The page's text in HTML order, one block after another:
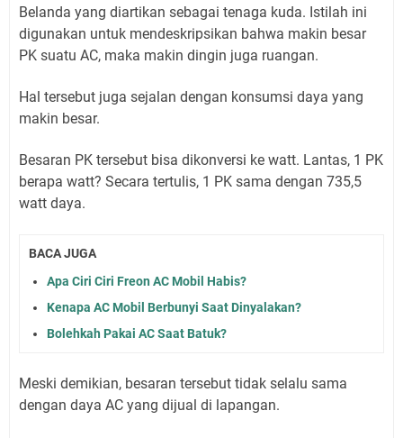
Belanda yang diartikan sebagai tenaga kuda. Istilah ini
digunakan untuk mendeskripsikan bahwa makin besar
PK suatu AC, maka makin dingin juga ruangan.
Hal tersebut juga sejalan dengan konsumsi daya yang
makin besar.
Besaran PK tersebut bisa dikonversi ke watt. Lantas, 1 PK
berapa watt? Secara tertulis, 1 PK sama dengan 735,5
watt daya.
BACA JUGA
Apa Ciri Ciri Freon AC Mobil Habis?
Kenapa AC Mobil Berbunyi Saat Dinyalakan?
Bolehkah Pakai AC Saat Batuk?
Meski demikian, besaran tersebut tidak selalu sama
dengan daya AC yang dijual di lapangan.